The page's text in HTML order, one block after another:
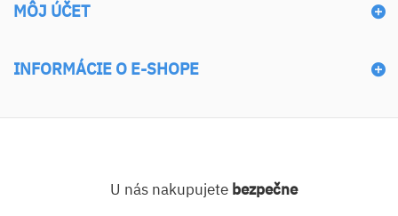
MÔJ ÚČET
INFORMÁCIE O E-SHOPE
U nás nakupujete bezpečne